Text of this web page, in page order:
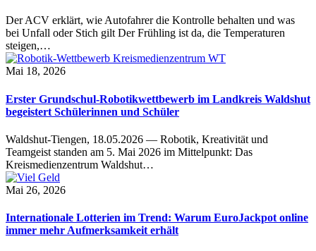
Der ACV erklärt, wie Autofahrer die Kontrolle behalten und was
bei Unfall oder Stich gilt Der Frühling ist da, die Temperaturen
steigen,…
Mai 18, 2026
Erster Grundschul-Robotikwettbewerb im Landkreis Waldshut
begeistert Schülerinnen und Schüler
Waldshut-Tiengen, 18.05.2026 — Robotik, Kreativität und
Teamgeist standen am 5. Mai 2026 im Mittelpunkt: Das
Kreismedienzentrum Waldshut…
Mai 26, 2026
Internationale Lotterien im Trend: Warum EuroJackpot online
immer mehr Aufmerksamkeit erhält